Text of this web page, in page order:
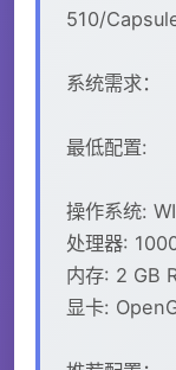
510/
系统需求：
最低配置:
操作系统:
处理器:
内存: 2 GB
显卡: